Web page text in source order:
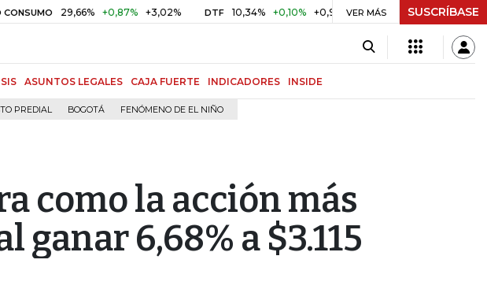
29,66% +0,87% +3,02% DTF 10,34% +0,10% +0,98% UVR $ 416,81 +$ 0,05
VER MÁS SUSCRÍBASE
ASUNTOS LEGALES CAJA FUERTE INDICADORES INSIDE
PREDIAL BOGOTÁ FENÓMENO DE EL NIÑO
como la acción más
ganar 6,68% a $3.115